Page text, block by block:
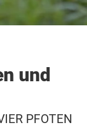
und
PFOTEN